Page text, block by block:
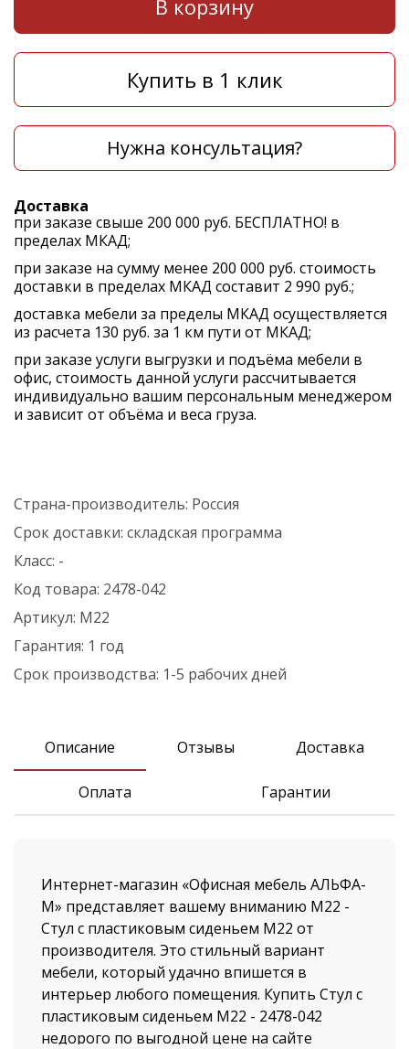
В корзину
Купить в 1 клик
Нужна консультация?
Доставка
при заказе свыше 200 000 руб. БЕСПЛАТНО! в
пределах МКАД;
при заказе на сумму менее 200 000 руб. стоимость
доставки в пределах МКАД составит 2 990 руб.;
доставка мебели за пределы МКАД осуществляется
из расчета 130 руб. за 1 км пути от МКАД;
при заказе услуги выгрузки и подъёма мебели в
офис, стоимость данной услуги рассчитывается
индивидуально вашим персональным менеджером
и зависит от объёма и веса груза.
Страна-производитель: Россия
Срок доставки: складская программа
Класс: -
Код товара: 2478-042
Артикул: М22
Гарантия: 1 год
Срок производства: 1-5 рабочих дней
Описание Отзывы Доставка
Оплата Гарантии
Интернет-магазин «Офисная мебель АЛЬФА-
М» представляет вашему вниманию М22 -
Стул с пластиковым сиденьем М22 от
производителя. Это стильный вариант
мебели, который удачно впишется в
интерьер любого помещения. Купить Стул с
пластиковым сиденьем М22 - 2478-042
недорого по выгодной цене на сайте